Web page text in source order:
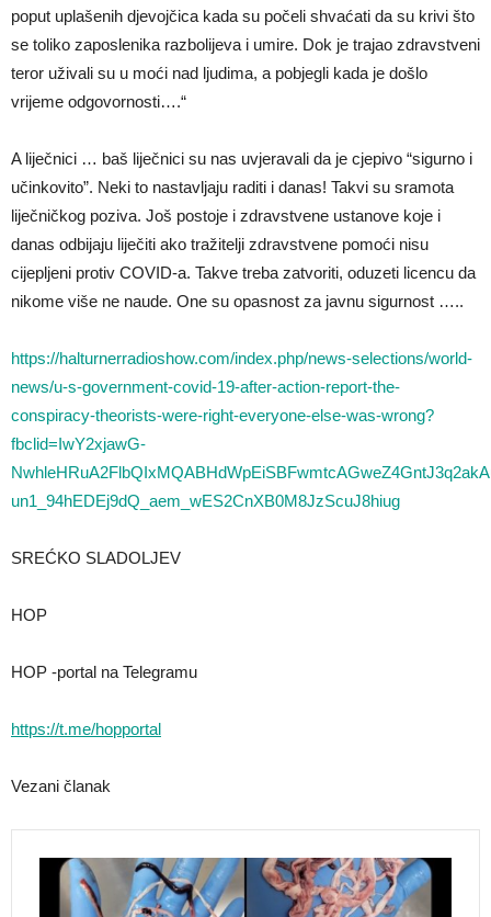
poput uplašenih djevojčica kada su počeli shvaćati da su krivi što
se toliko zaposlenika razbolijeva i umire. Dok je trajao zdravstveni
teror uživali su u moći nad ljudima, a pobjegli kada je došlo
vrijeme odgovornosti….“
A liječnici … baš liječnici su nas uvjeravali da je cjepivo “sigurno i
učinkovito”. Neki to nastavljaju raditi i danas! Takvi su sramota
liječničkog poziva. Još postoje i zdravstvene ustanove koje i
danas odbijaju liječiti ako tražitelji zdravstvene pomoći nisu
cijepljeni protiv COVID-a. Takve treba zatvoriti, oduzeti licencu da
nikome više ne naude. One su opasnost za javnu sigurnost …..
https://halturnerradioshow.com/index.php/news-selections/world-
news/u-s-government-covid-19-after-action-report-the-
conspiracy-theorists-were-right-everyone-else-was-wrong?
fbclid=IwY2xjawG-
un1_94hEDEj9dQ_aem_wES2CnXB0M8JzScuJ8hiug
SREĆKO SLADOLJEV
HOP
HOP -portal na Telegramu
https://t.me/hopportal
Vezani članak